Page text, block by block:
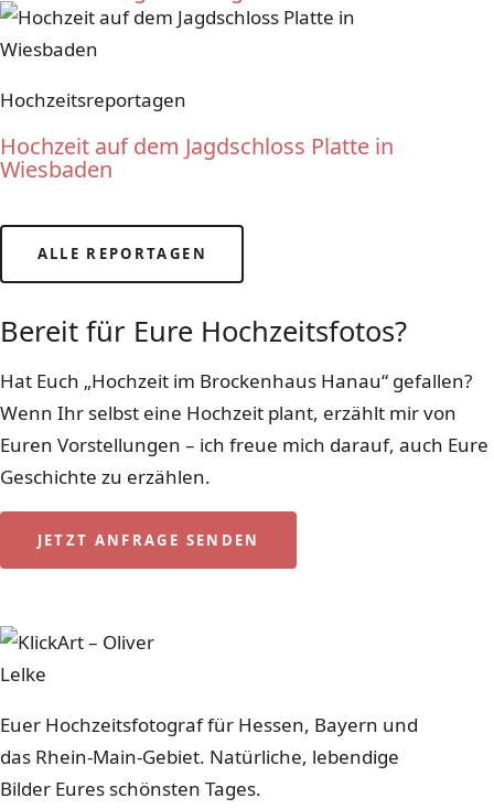
Hochzeitsreportagen
Hochzeit auf dem Jagdschloss Platte in
Wiesbaden
ALLE REPORTAGEN
Bereit für Eure Hochzeitsfotos?
Hat Euch „Hochzeit im Brockenhaus Hanau“ gefallen?
Wenn Ihr selbst eine Hochzeit plant, erzählt mir von
Euren Vorstellungen – ich freue mich darauf, auch Eure
Geschichte zu erzählen.
JETZT ANFRAGE SENDEN
Euer Hochzeitsfotograf für Hessen, Bayern und
das Rhein-Main-Gebiet. Natürliche, lebendige
Bilder Eures schönsten Tages.